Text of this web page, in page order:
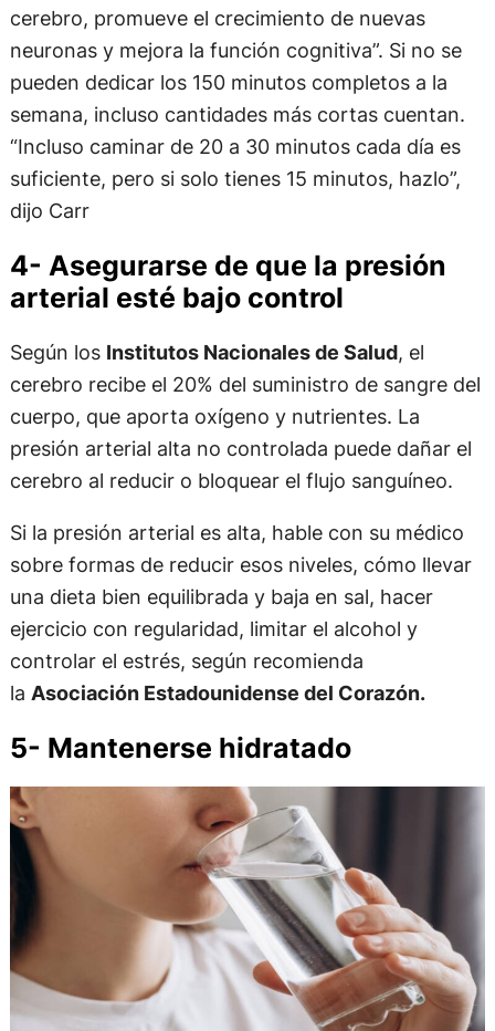
cerebro, promueve el crecimiento de nuevas
neuronas y mejora la función cognitiva”. Si no se
pueden dedicar los 150 minutos completos a la
semana, incluso cantidades más cortas cuentan.
“Incluso caminar de 20 a 30 minutos cada día es
suficiente, pero si solo tienes 15 minutos, hazlo”,
dijo Carr
4- Asegurarse de que la presión
arterial esté bajo control
Según los Institutos Nacionales de Salud, el
cerebro recibe el 20% del suministro de sangre del
cuerpo, que aporta oxígeno y nutrientes. La
presión arterial alta no controlada puede dañar el
cerebro al reducir o bloquear el flujo sanguíneo.
Si la presión arterial es alta, hable con su médico
sobre formas de reducir esos niveles, cómo llevar
una dieta bien equilibrada y baja en sal, hacer
ejercicio con regularidad, limitar el alcohol y
controlar el estrés, según recomienda
la Asociación Estadounidense del Corazón.
5- Mantenerse hidratado